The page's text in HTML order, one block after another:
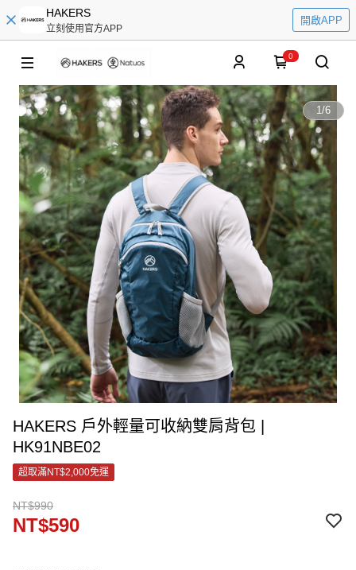
HAKERS
立刻使用官方APP
開啟APP
0
1/6
HAKERS 戶外輕量可收納雙肩背包 |
HK91NBE02
超取滿NT$2,000免運
NT$990
NT$590